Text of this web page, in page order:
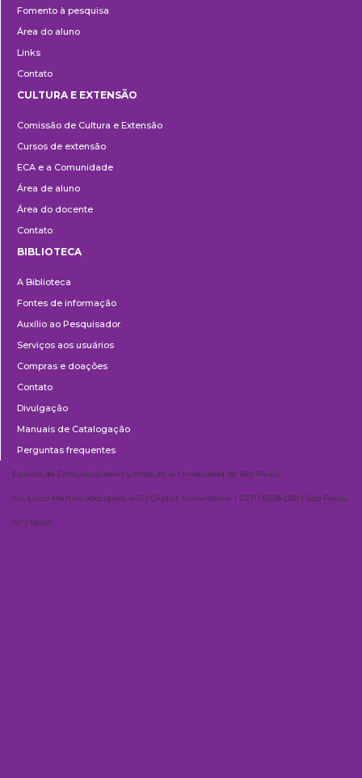
Fomento à pesquisa
Área do aluno
Links
Contato
e
Extensão
CULTURA E EXTENSÃO
Comissão de Cultura e Extensão
Cursos de extensão
ECA e a Comunidade
Área de aluno
Área do docente
Contato
BIBLIOTECA
A Biblioteca
Fontes de informação
Auxílio ao Pesquisador
Serviços aos usuários
Compras e doações
Contato
Divulgação
Manuais de Catalogação
Perguntas frequentes
Escuela de Comunicaciones y Artes de la Universidad de São Paulo
AV. Lúcio Martins Rodrigues, 443 | Ciudad Universitaria | CEP 05508-020 | São Paulo,
SP | Brasil